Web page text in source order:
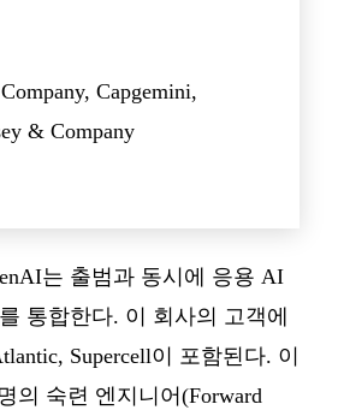
Capgemini,
& Company
는 출범과 동시에 응용 AI
통합한다. 이 회사의 고객에
Supercell이 포함된다. 이
의 숙련 엔지니어(Forward